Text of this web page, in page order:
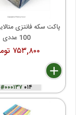
100 عددی
۷۵۳,۸۰۰ تومان
delete
remove
add
#۰۰۰۱۳۷۰۱۴